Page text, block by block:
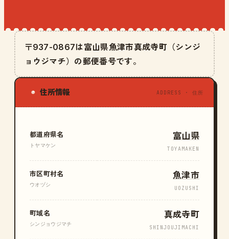
〒937-0867は富山県魚津市真成寺町（シンジ
ョウジマチ）の郵便番号です。
◉ 住所情報 ADDRESS · 住所
都道府県名
トヤマケン
富山県
TOYAMAKEN
市区町村名
ウオヅシ
魚津市
UOZUSHI
町域名
シンジョウジマチ
真成寺町
SHINJOUJIMACHI